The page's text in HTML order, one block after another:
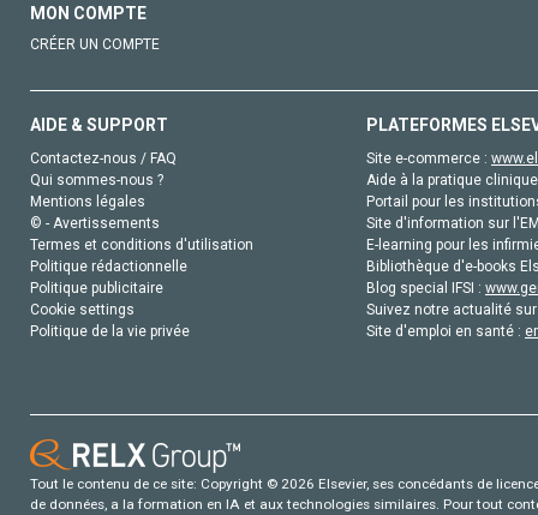
MON COMPTE
CRÉER UN COMPTE
AIDE & SUPPORT
Contactez-nous / FAQ
Qui sommes-nous ?
Mentions légales
© - Avertissements
Termes et conditions d'utilisation
Politique rédactionnelle
Politique publicitaire
Cookie settings
Politique de la vie privée
PLATEFORMES
Site e-commerce :
Aide à la pratique
Portail pour les
Site d'information sur
E-learning pour les
Bibliothèque d'e-books
Blog special IFSI :
Suivez notre actualité
Site d'emploi en santé :
Tout le contenu de ce site: Copyright © 2026 Elsevier, ses concédants de
de données, a la formation en IA et aux technologies similaires. Pour tout